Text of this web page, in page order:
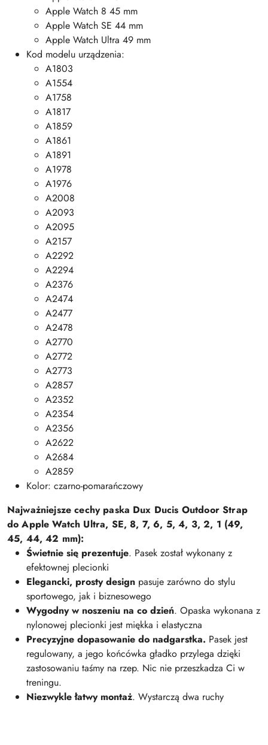
Apple Watch 8 45 mm
Apple Watch SE 44 mm
Apple Watch Ultra 49 mm
Kod modelu urządzenia:
A1803
A1554
A1758
A1817
A1859
A1861
A1891
A1978
A1976
A2008
A2093
A2095
A2157
A2292
A2294
A2376
A2474
A2477
A2478
A2770
A2772
A2773
A2857
A2352
A2354
A2356
A2622
A2684
A2859
Kolor: czarno-pomarańczowy
Najważniejsze cechy paska Dux Ducis Outdoor Strap
do Apple Watch Ultra, SE, 8, 7, 6, 5, 4, 3, 2, 1 (49,
45, 44, 42 mm):
Świetnie się prezentuje. Pasek został wykonany z
efektownej plecionki
Elegancki, prosty design pasuje zarówno do stylu
sportowego, jak i biznesowego
Wygodny w noszeniu na co dzień. Opaska wykonana z
nylonowej plecionki jest miękka i elastyczna
Precyzyjne dopasowanie do nadgarstka. Pasek jest
regulowany, a jego końcówka gładko przylega dzięki
zastosowaniu taśmy na rzep. Nic nie przeszkadza Ci w
treningu.
Niezwykle łatwy montaż. Wystarczą dwa ruchy